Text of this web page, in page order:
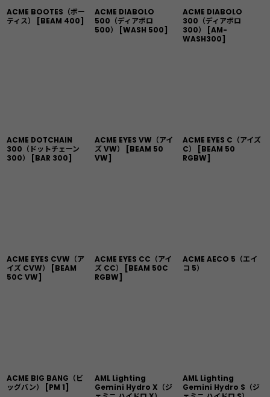
ACME BOOTES（ボー
ティス）
[BEAM 400]
ACME DIABOLO
500（ディアボロ
500）
[WASH 500]
ACME DIABOLO
300（ディアボロ
300）
[AM-
WASH300]
ACME DOTCHAIN
300（ドットチェーン
300）
[BAR 300]
ACME EYES VW（アイ
ズ VW）
[BEAM 50
VW]
ACME EYES C（アイズ
C）
[BEAM 50
RGBW]
ACME EYES CVW（ア
イズ CVW）
[BEAM
50C VW]
ACME EYES CC（アイ
ズ CC）
[BEAM 50C
RGBW]
ACME AECO 5（エイ
コ 5）
ACME BIG BANG（ビ
ッグバン）
[PM 1]
AML Lighting
Gemini Hydro X（ジ
AML Lighting
Gemini Hydro S（ジ